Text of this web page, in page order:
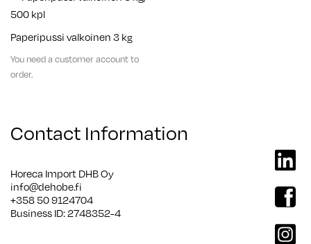
Paperipussi valkoinen 3 kg
You need a customer account to
order.
Contact Information
Horeca Import DHB Oy
info@dehobe.fi
+358 50 9124704
Business ID: 2748352-4
linkedin